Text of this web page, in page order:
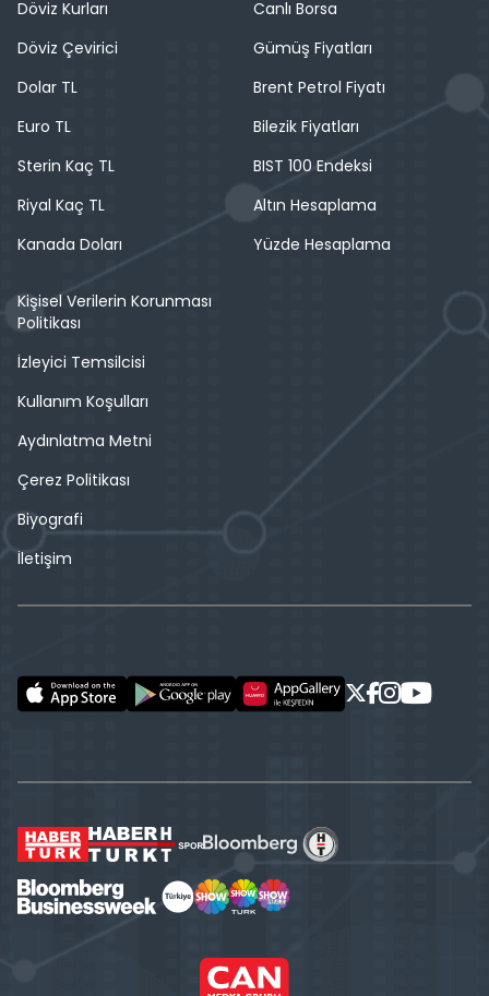
Döviz Kurları
Döviz Çevirici
Dolar TL
Euro TL
Sterin Kaç TL
Riyal Kaç TL
Kanada Doları
Canlı Borsa
Gümüş Fiyatları
Brent Petrol Fiyatı
Bilezik Fiyatları
BIST 100 Endeksi
Altın Hesaplama
Yüzde Hesaplama
Kişisel Verilerin Korunması
Politikası
İzleyici Temsilcisi
Kullanım Koşulları
Aydınlatma Metni
Çerez Politikası
Biyografi
İletişim